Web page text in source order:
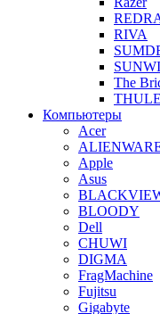
RIVA
The
THULE
Компьютеры
Acer
Apple
Asus
BLOODY
Dell
CHUWI
DIGMA
FragMachine
Fujitsu
Gigabyte